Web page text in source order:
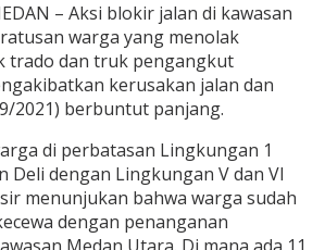
– Aksi blokir jalan di kawasan
warga yang menolak
trado dan truk pengangkut
kerusakan jalan dan
2021) berbuntut panjang.
di perbatasan Lingkungan 1
Deli dengan Lingkungan V dan VI
menunjukan bahwa warga sudah
dengan penanganan